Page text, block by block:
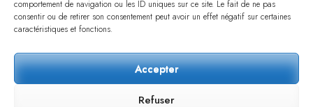
comportement de navigation ou les ID uniques sur ce site. Le fait de ne pas
consentir ou de retirer son consentement peut avoir un effet négatif sur certaines
caractéristiques et fonctions.
Accepter
Refuser
Mardi :9h à 19h
Mercredi :
Jeudi :9h à 19h
Vendredi :9h à 17h
Samedi :9h à 15h